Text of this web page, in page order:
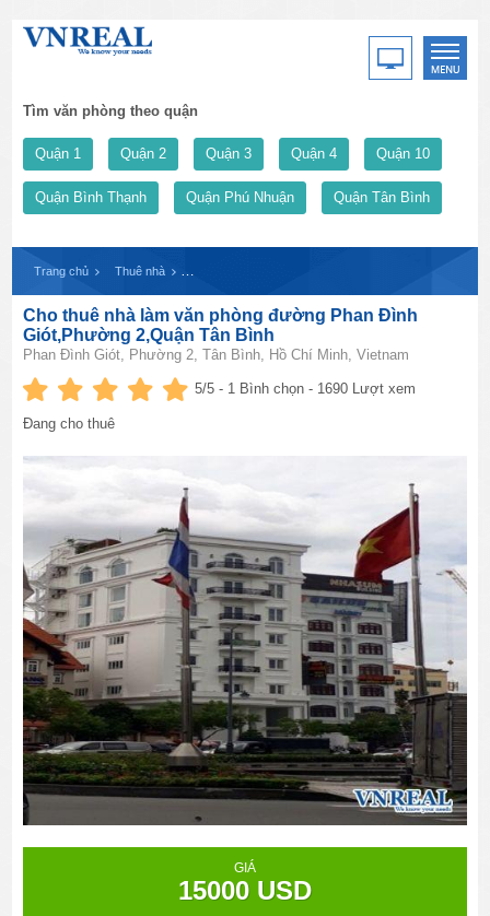
Tìm văn phòng theo quận
Quận 1 Quận 2 Quận 3 Quận 4 Quận 10
Quận Bình Thạnh Quận Phú Nhuận Quận Tân Bình
Trang chủ Thuê nhà
Cho thuê nhà làm văn phòng đường Phan Đình
Giót,Phường 2,Quận Tân Bình
Phan Đình Giót, Phường 2, Tân Bình, Hồ Chí Minh, Vietnam
5/5 - 1 Bình chọn - 1690 Lượt xem
Đang cho thuê
GIÁ
15000 USD